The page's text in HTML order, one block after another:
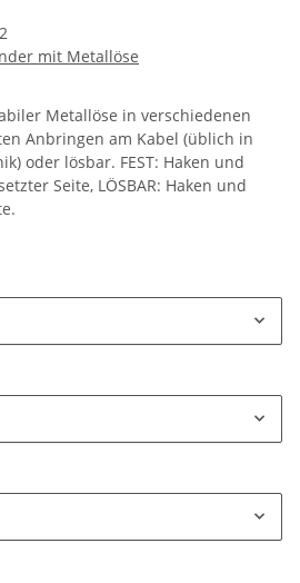
mit Metallöse
Metallöse in verschiedenen
Anbringen am Kabel (üblich in
oder lösbar. FEST: Haken und
Seite, LÖSBAR: Haken und